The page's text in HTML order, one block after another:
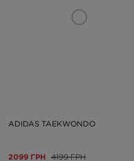
ADIDAS TAEKWONDO
2099 ГРН 4199 ГРН